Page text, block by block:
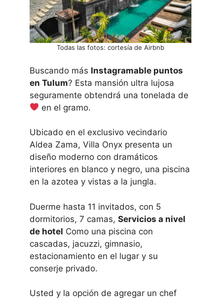
Todas las fotos: cortesía de Airbnb
Buscando más Instagramable puntos
en Tulum? Esta mansión ultra lujosa
seguramente obtendrá una tonelada de
en el gramo.
Ubicado en el exclusivo vecindario
Aldea Zama, Villa Onyx presenta un
diseño moderno con dramáticos
interiores en blanco y negro, una piscina
en la azotea y vistas a la jungla.
Duerme hasta 11 invitados, con 5
dormitorios, 7 camas, Servicios a nivel
de hotel Como una piscina con
cascadas, jacuzzi, gimnasio,
estacionamiento en el lugar y su
conserje privado.
Usted y la opción de agregar un chef